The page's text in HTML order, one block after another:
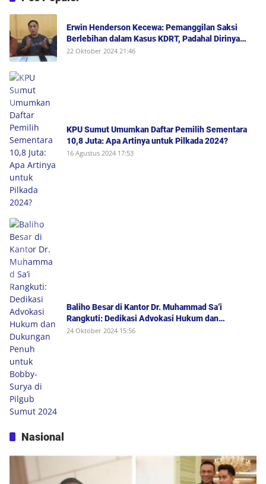
Erwin Henderson Kecewa: Pemanggilan Saksi
Berlebihan dalam Kasus KDRT, Padahal Dirinya
Saksi Peristiwa dan Tidak Berada di Tempat
22 Oktober 2024 21:46
KPU Sumut Umumkan Daftar Pemilih Sementara
10,8 Juta: Apa Artinya untuk Pilkada 2024?
16 Agustus 2024 17:53
Baliho Besar di Kantor Dr. Muhammad Sa’i
Rangkuti: Dedikasi Advokasi Hukum dan
Dukungan Penuh untuk Bobby-Surya di Pilgub
24 Oktober 2024 15:56
Nasional